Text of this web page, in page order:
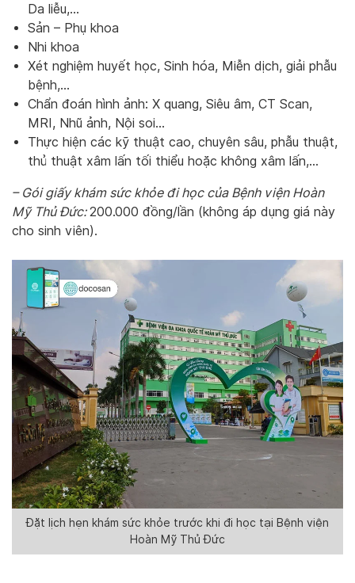
Da liễu,…
Sản – Phụ khoa
Nhi khoa
Xét nghiệm huyết học, Sinh hóa, Miễn dịch, giải phẫu
bệnh,…
Chẩn đoán hình ảnh: X quang, Siêu âm, CT Scan,
MRI, Nhũ ảnh, Nội soi…
Thực hiện các kỹ thuật cao, chuyên sâu, phẫu thuật,
thủ thuật xâm lấn tối thiểu hoặc không xâm lấn,…
– Gói giấy khám sức khỏe đi học của Bệnh viện Hoàn
Mỹ Thủ Đức:200.000 đồng/lần (không áp dụng giá này
cho sinh viên).
Đặt lịch hẹn khám sức khỏe trước khi đi học tại Bệnh viện
Hoàn Mỹ Thủ Đức